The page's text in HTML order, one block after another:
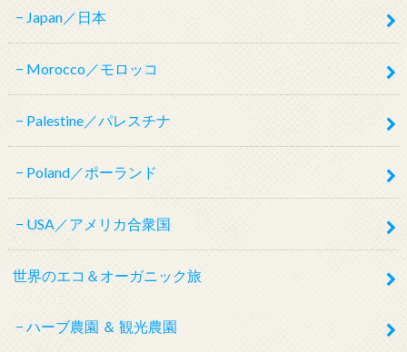
Japan／日本
Morocco／モロッコ
Palestine／パレスチナ
Poland／ポーランド
USA／アメリカ合衆国
世界のエコ＆オーガニック旅
ハーブ農園 ＆ 観光農園